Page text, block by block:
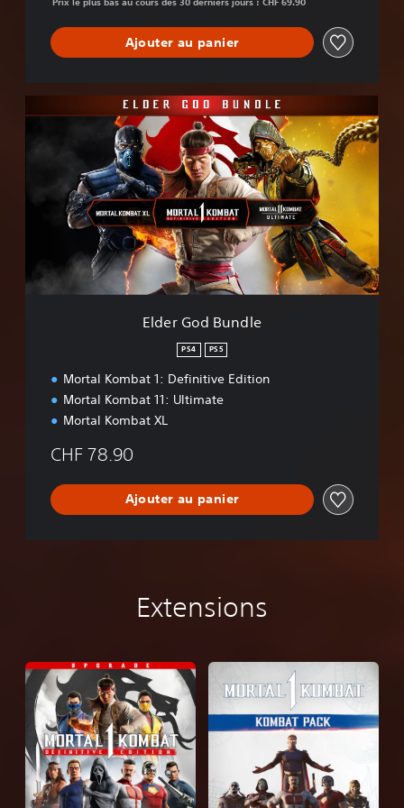
Ajouter au panier
l
Elder God Bundle
PS4 PS5
Mortal Kombat 1: Definitive Edition
Mortal Kombat 11: Ultimate
Mortal Kombat XL
CHF 78.90
Ajouter au panier
Extensions